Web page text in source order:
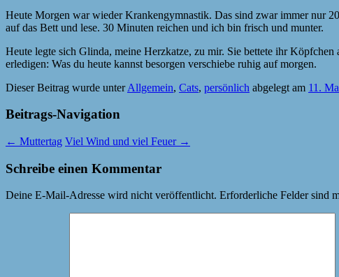
Heute Morgen war wieder Krankengymnastik. Das sind zwar immer nur
auf das Bett und lese. 30 Minuten reichen und ich bin frisch und munter.
Heute legte sich Glinda, meine Herzkatze, zu mir. Sie bettete ihr
erledigen: Was du heute kannst besorgen verschiebe ruhig auf morgen.
Dieser Beitrag wurde unterAllgemein, Cats, persönlich abgelegt am 11.
Beitrags-Navigation
← Muttertag Viel Wind und viel Feuer →
Schreibe einen Kommentar
Deine E-Mail-Adresse wird nicht veröffentlicht. Erforderliche Felder sind